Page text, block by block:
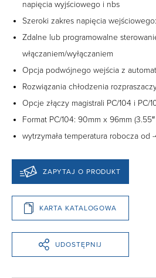
napięcia wyjściowego i nbs
Szeroki zakres napięcia
Zdalne lub programowalne
włączaniem/wyłączaniem
Opcja podwójnego wejścia z
Rozwiązania chłodzenia
Opcje złączy magistrali PC/104 i PC/
Format PC/104: 90mm x 96mm (3.55″
wytrzymała temperatura robocza od -
ZAPYTAJ O PRODUKT
KARTA KATALOGOWA
UDOSTĘPNIJ